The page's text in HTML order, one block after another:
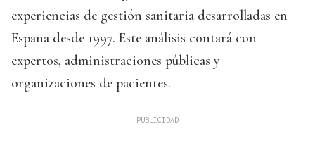
experiencias de gestión sanitaria desarrolladas en
España desde 1997. Este análisis contará con
expertos, administraciones públicas y
organizaciones de pacientes.